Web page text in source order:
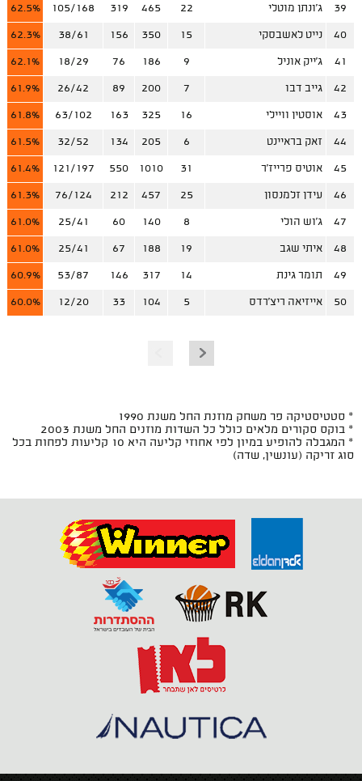
39 ג'ונתן מוטלי 22
465
319
105/168
62.5%
40 נייט לאשבסקי 15
350
156
38/61
62.3%
41 ג'ייק אוניל 9
186
76
18/29
62.1%
42 גייב דבו 7
200
89
26/42
61.9%
43 אוסטין וויילי 16
325
163
63/102
61.8%
44 זאק בראיינט 6
205
134
32/52
61.5%
45 אוטיס פרייז'ר 31
1010
550
121/197
61.4%
46 עידן זלמנסון 25
457
212
76/124
61.3%
47 ג'וש הולי 8
140
60
25/41
61.0%
48 איתי שגב 19
188
67
25/41
61.0%
49 תומר גינת 14
317
146
53/87
60.9%
50 אייזיאה ריצ'רדס 5
104
33
12/20
60.0%
* סטטיסטיקה פר משחק מוזנת החל משנת 1990
* בוקס סקורים מלאים כולל כל השדות מוזנים החל משנת 2003
* המגבלה להופיע במיון לפי אחוזי קליעה היא 10 קליעות לפחות בכל
סוג זריקה (עונשין, שדה)